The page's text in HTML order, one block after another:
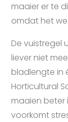
maaier er te
omdat het
De vuistregel
liever niet
bladlengte in
Horticultural
maaien beter
voorkomt